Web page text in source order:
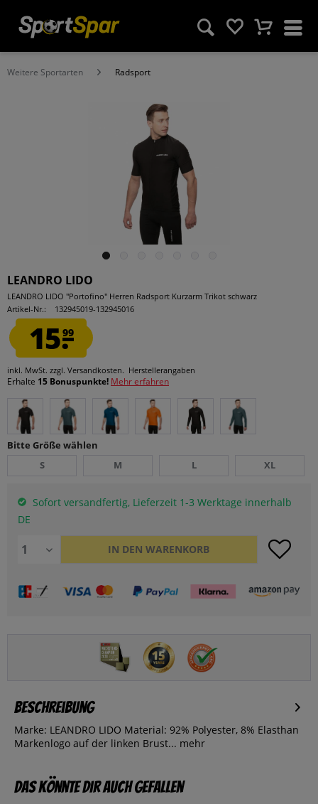
Weitere Sportarten Radsport
LEANDRO LIDO
LEANDRO LIDO "Portofino" Herren Radsport Kurzarm Trikot schwarz
Artikel-Nr.:
132945019-132945016
15.99
inkl. MwSt. zzgl. Versandkosten. Herstellerangaben
Erhalte 15 Bonuspunkte! Mehr erfahren
Bitte Größe wählen
S
M L XL
Sofort versandfertig, Lieferzeit 1-3 Werktage innerhalb
DE
IN DEN WARENKORB
Beschreibung
Marke: LEANDRO LIDO Material: 92% Polyester, 8% Elasthan
Markenlogo auf der linken Brust... mehr
Das könnte dir auch gefallen